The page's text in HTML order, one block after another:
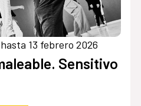
13 febrero 2026
Sensitivo